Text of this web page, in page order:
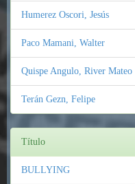
Humerez Oscori, Jesús
Paco Mamani, Walter
Quispe Angulo, River Mateo
Terán Gezn, Felipe
Título
BULLYING